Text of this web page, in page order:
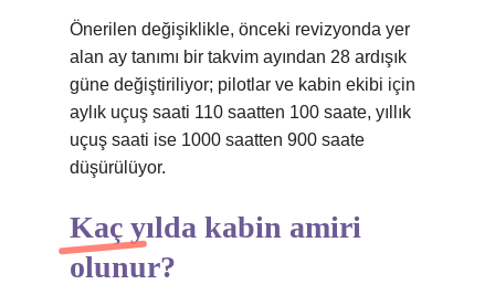
Önerilen değişiklikle, önceki revizyonda yer
alan ay tanımı bir takvim ayından 28 ardışık
güne değiştiriliyor; pilotlar ve kabin ekibi için
aylık uçuş saati 110 saatten 100 saate, yıllık
uçuş saati ise 1000 saatten 900 saate
düşürülüyor.
Kaç yılda kabin amiri
olunur?